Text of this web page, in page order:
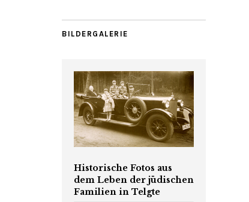
BILDERGALERIE
Historische Fotos aus
dem Leben der jüdischen
Familien in Telgte